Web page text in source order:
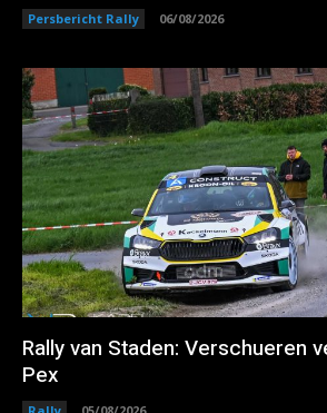
Persbericht Rally 06/08/2026
Rally van Staden: Verschueren
Pex